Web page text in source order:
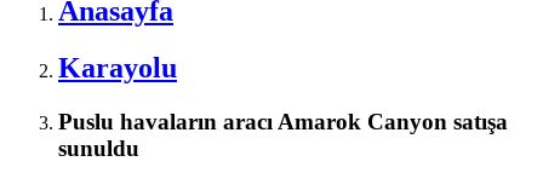
Anasayfa
Karayolu
Puslu havaların aracı Amarok Canyon satışa
sunuldu